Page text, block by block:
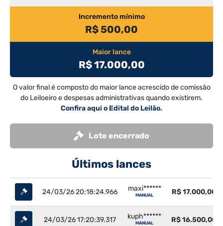
Incremento mínimo
R$ 500,00
Maior lance
R$ 17.000,00
O valor final é composto do maior lance acrescido de comissão
do Leiloeiro e despesas administrativas quando existirem.
Confira aqui o Edital do Leilão.
Lote encerrado
Últimos lances
24/03/26 20:18:24.966 maxi******
MANUAL R$ 17.000,00
24/03/26 17:20:39.317 kuph******
MANUAL R$ 16.500,00